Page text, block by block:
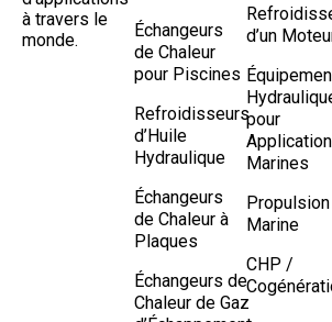
à travers le
monde.
Échangeurs
de Chaleur
pour Piscines
Refroidisseurs
d’Huile
Hydraulique
Échangeurs
de Chaleur à
Plaques
Échangeurs de
Chaleur de Gaz
d’un
pour
Marines
Propulsion
Marine
CHP /